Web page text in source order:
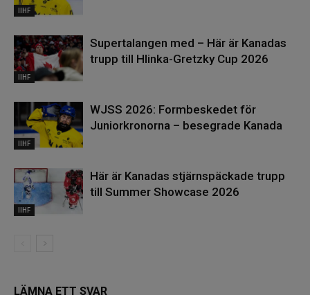
IIHF
IIHF
Supertalangen med – Här är Kanadas
trupp till Hlinka-Gretzky Cup 2026
IIHF
WJSS 2026: Formbeskedet för
Juniorkronorna – besegrade Kanada
IIHF
Här är Kanadas stjärnspäckade trupp
till Summer Showcase 2026
LÄMNA ETT SVAR